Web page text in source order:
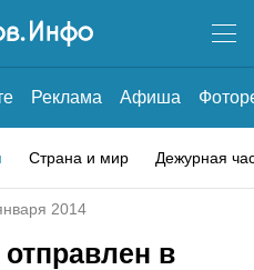
Реклама Афиша
Страна и мир Дежурная
2014
в